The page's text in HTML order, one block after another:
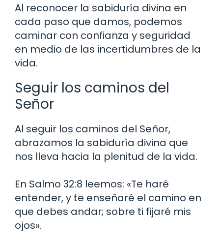
Al reconocer la sabiduría divina en
cada paso que damos, podemos
caminar con confianza y seguridad
en medio de las incertidumbres de la
vida.
Seguir los caminos del
Señor
Al seguir los caminos del Señor,
abrazamos la sabiduría divina que
nos lleva hacia la plenitud de la vida.
En Salmo 32:8 leemos: «Te haré
entender, y te enseñaré el camino en
que debes andar; sobre ti fijaré mis
ojos».